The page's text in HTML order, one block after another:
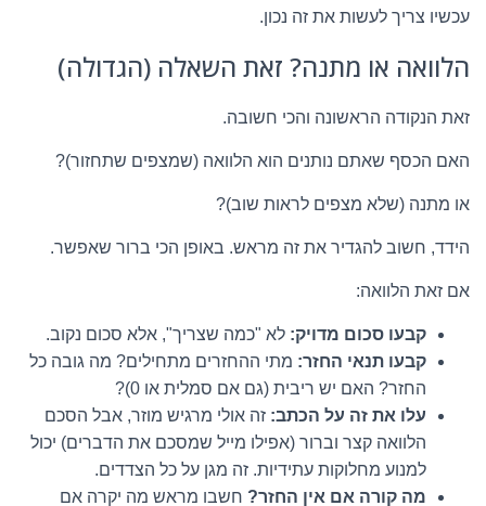
עכשיו צריך לעשות את זה נכון.
הלוואה או מתנה? זאת השאלה (הגדולה)
זאת הנקודה הראשונה והכי חשובה.
האם הכסף שאתם נותנים הוא הלוואה (שמצפים שתחזור)?
או מתנה (שלא מצפים לראות שוב)?
הידד, חשוב להגדיר את זה מראש. באופן הכי ברור שאפשר.
אם זאת הלוואה:
קבעו סכום מדויק: לא "כמה שצריך", אלא סכום נקוב.
קבעו תנאי החזר: מתי ההחזרים מתחילים? מה גובה כל
החזר? האם יש ריבית (גם אם סמלית או 0)?
עלו את זה על הכתב: זה אולי מרגיש מוזר, אבל הסכם
הלוואה קצר וברור (אפילו מייל שמסכם את הדברים) יכול
למנוע מחלוקות עתידיות. זה מגן על כל הצדדים.
מה קורה אם אין החזר? חשבו מראש מה יקרה אם